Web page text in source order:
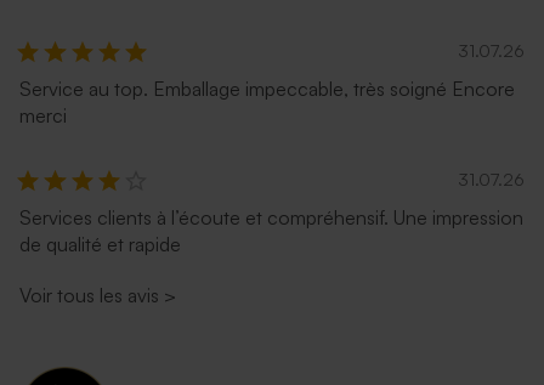
émeraude
31.07.26
Service au top. Emballage impeccable, très soigné Encore
merci
31.07.26
Services clients à l’écoute et compréhensif. Une impression
de qualité et rapide
Voir tous les avis >